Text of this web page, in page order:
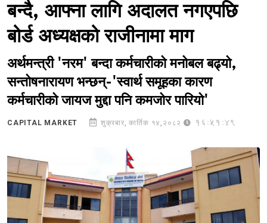
बन्दै, आफ्ना लागि अदालत नगएपछि
बोर्ड अध्यक्षको राजीनामा माग
अर्थमन्त्री 'नरम' बन्दा कर्मचारीको मनोबल बढ्यो,
सन्तोषनारायण भन्छन्-'स्वार्थ समूहका कारण
कर्मचारीको जायज मुद्दा पनि कमजोर पारियो'
CAPITAL MARKET शुक्रबार, कार्तिक १४,२०८२ 16:51:49